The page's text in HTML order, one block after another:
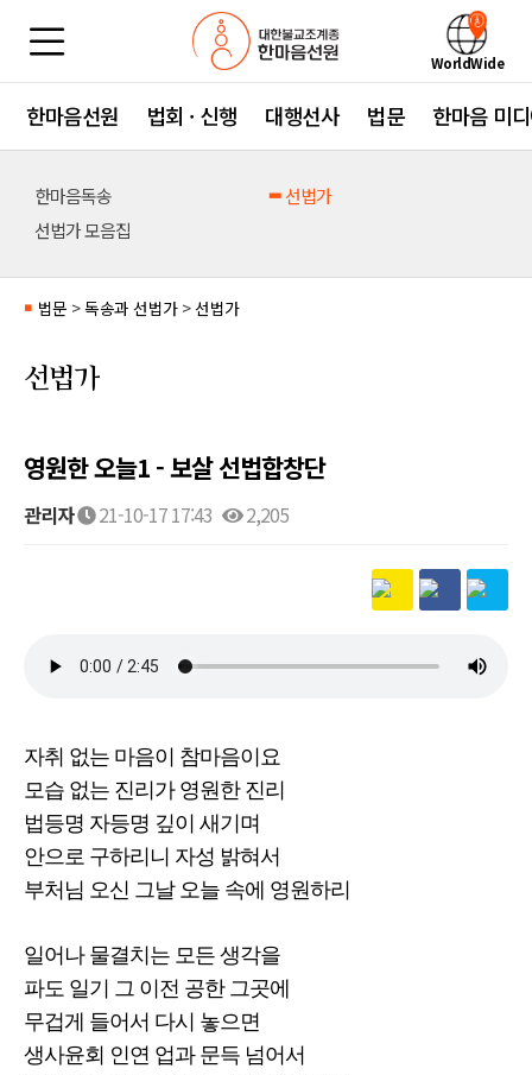
WorldWide
한마음선원 법회 · 신행 대행선사 법문 한마음 미
한마음독송
선법가
선법가 모음집
■ 법문 >독송과 선법가>선법가
선법가
영원한 오늘1 - 보살 선법합창단
관리자 21-10-17 17:43 2,205
자취 없는 마음이 참마음이요
모습 없는 진리가 영원한 진리
법등명 자등명 깊이 새기며
안으로 구하리니 자성 밝혀서
부처님 오신 그날 오늘 속에 영원하리
일어나 물결치는 모든 생각을
파도 일기 그 이전 공한 그곳에
무겁게 들어서 다시 놓으면
생사윤회 인연 업과 문득 넘어서